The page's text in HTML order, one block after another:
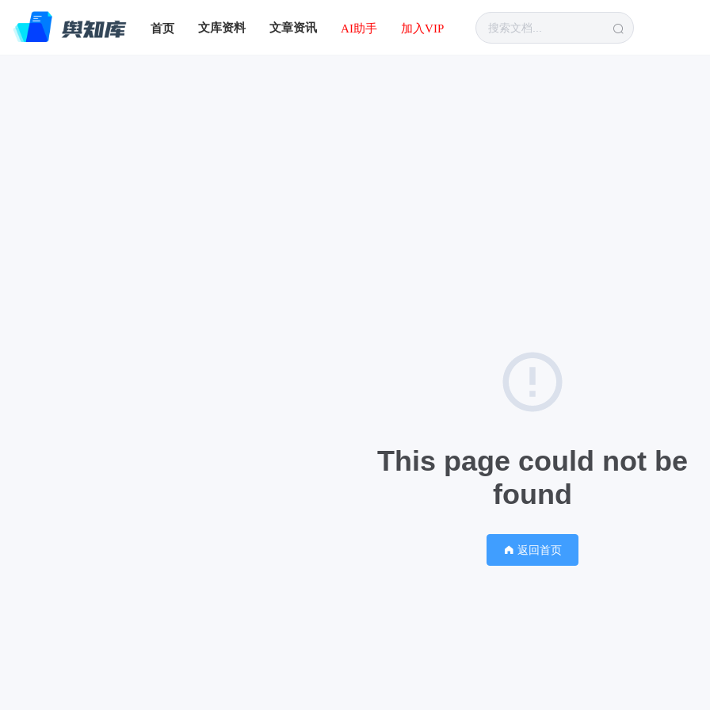
首页 文库资料 文章资讯 AI助手 加入VIP
This page could not be
found
返回首页